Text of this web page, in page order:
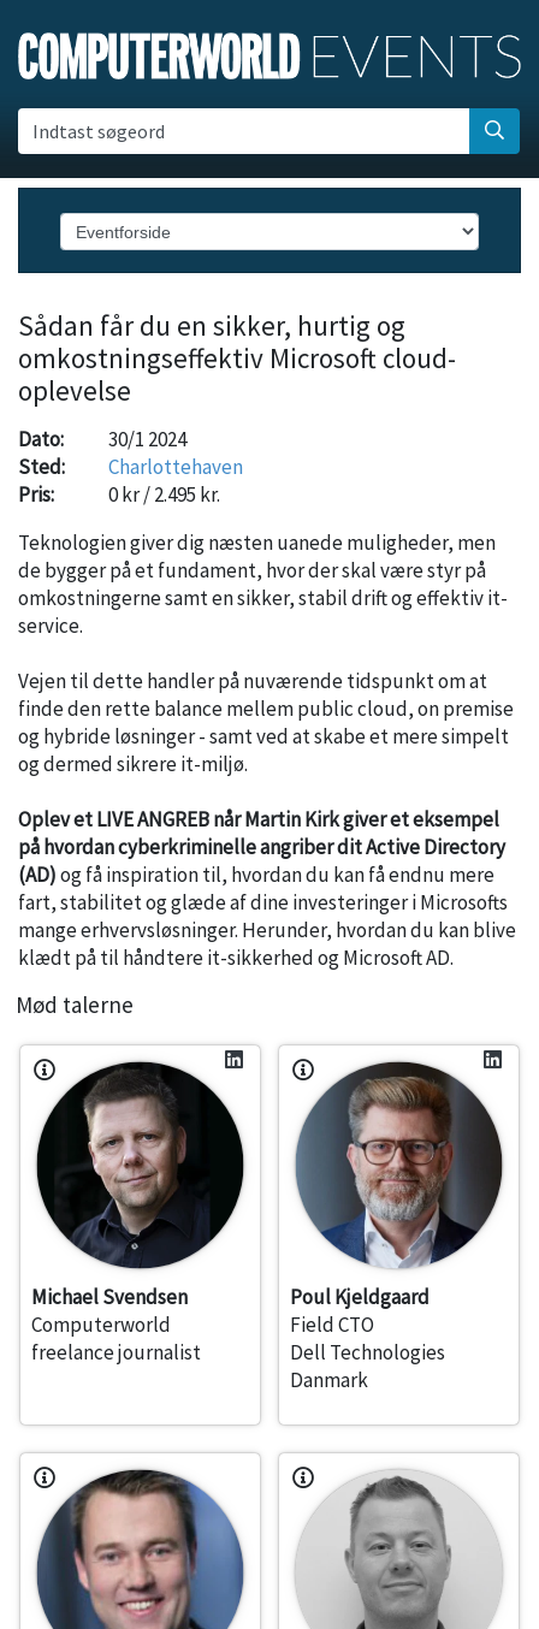
Indtast søgeord
Sådan får du en sikker, hurtig og
omkostningseffektiv Microsoft cloud-
oplevelse
Dato:
30/1 2024
Sted:
Charlottehaven
Pris:
0 kr / 2.495 kr.
Teknologien giver dig næsten uanede muligheder, men
de bygger på et fundament, hvor der skal være styr på
omkostningerne samt en sikker, stabil drift og effektiv it-
service.
Vejen til dette handler på nuværende tidspunkt om at
finde den rette balance mellem public cloud, on premise
og hybride løsninger - samt ved at skabe et mere simpelt
og dermed sikrere it-miljø.
Oplev et LIVE ANGREB når Martin Kirk giver et eksempel
på hvordan cyberkriminelle angriber dit Active Directory
(AD)og få inspiration til, hvordan du kan få endnu mere
fart, stabilitet og glæde af dine investeringer i Microsofts
mange erhvervsløsninger. Herunder, hvordan du kan blive
klædt på til håndtere it-sikkerhed og Microsoft AD.
Mød talerne
Michael Svendsen
Computerworld
freelance journalist
Poul Kjeldgaard
Field CTO
Dell Technologies
Danmark